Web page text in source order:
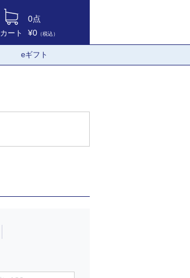
カート
0点
¥0 （税込）
eギフト